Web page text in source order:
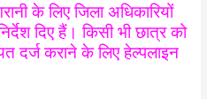
के लिए जिला अधिकारियों
दिए हैं। किसी भी छात्र को
दर्ज कराने के लिए हेल्पलाइन